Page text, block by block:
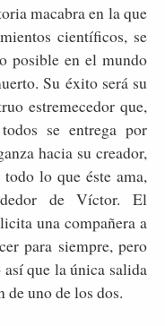
macabra en la que
científicos, se
posible en el mundo
Su éxito será su
estremecedor que,
se entrega por
hacia su creador,
lo que éste ama,
de Víctor. El
una compañera a
para siempre, pero
que la única salida
de uno de los dos.